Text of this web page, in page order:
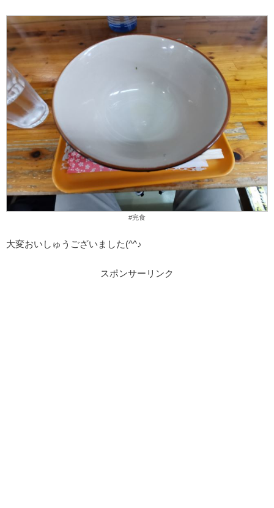
#完食
大変おいしゅうございました(^^♪
スポンサーリンク